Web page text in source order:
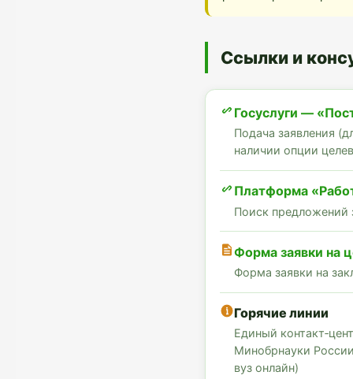
Ссылки и
Госуслуги —
Подача заявления
наличии опции
Платформа
Поиск предложений
Форма заявки на
Форма заявки на
Горячие линии
Единый
Минобрнауки
вуз онлайн)